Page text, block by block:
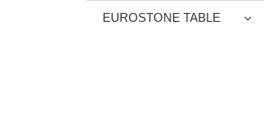
EUROSTONE TABLE